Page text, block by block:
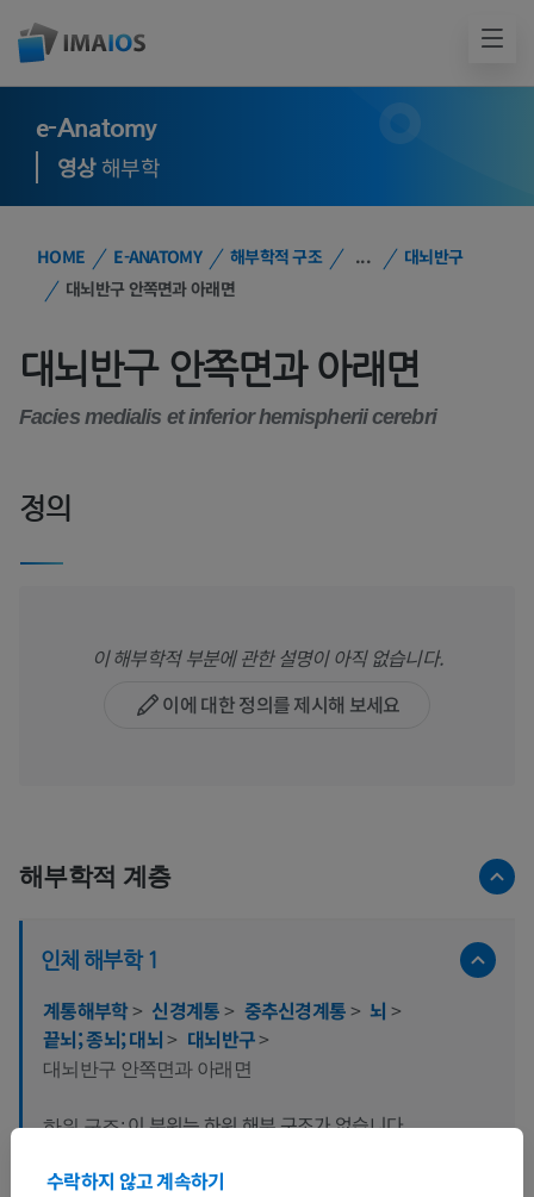
e-Anatomy
영상해부학
HOME E-ANATOMY 해부학적 구조 ...
대뇌반구
대뇌반구 안쪽면과 아래면
대뇌반구 안쪽면과 아래면
Facies medialis et inferior hemispherii cerebri
정의
이 해부학적 부분에 관한 설명이 아직 없습니다.
이에 대한 정의를 제시해 보세요
해부학적 계층
인체 해부학 1
계통해부학> 신경계통> 중추신경계통> 뇌 >
끝뇌; 종뇌; 대뇌> 대뇌반구>
대뇌반구 안쪽면과 아래면
하위 구조:이 부위는 하위 해부 구조가 없습니다
수락하지 않고 계속하기